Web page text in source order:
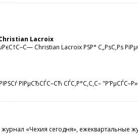
Lacroix
Christian Lacroix РЅР° С„РѕС‚Рѕ
РІРµСЂСЃС–СЋ СЃС‚Р°С‚С‚С–
«Чехия сегодня»,